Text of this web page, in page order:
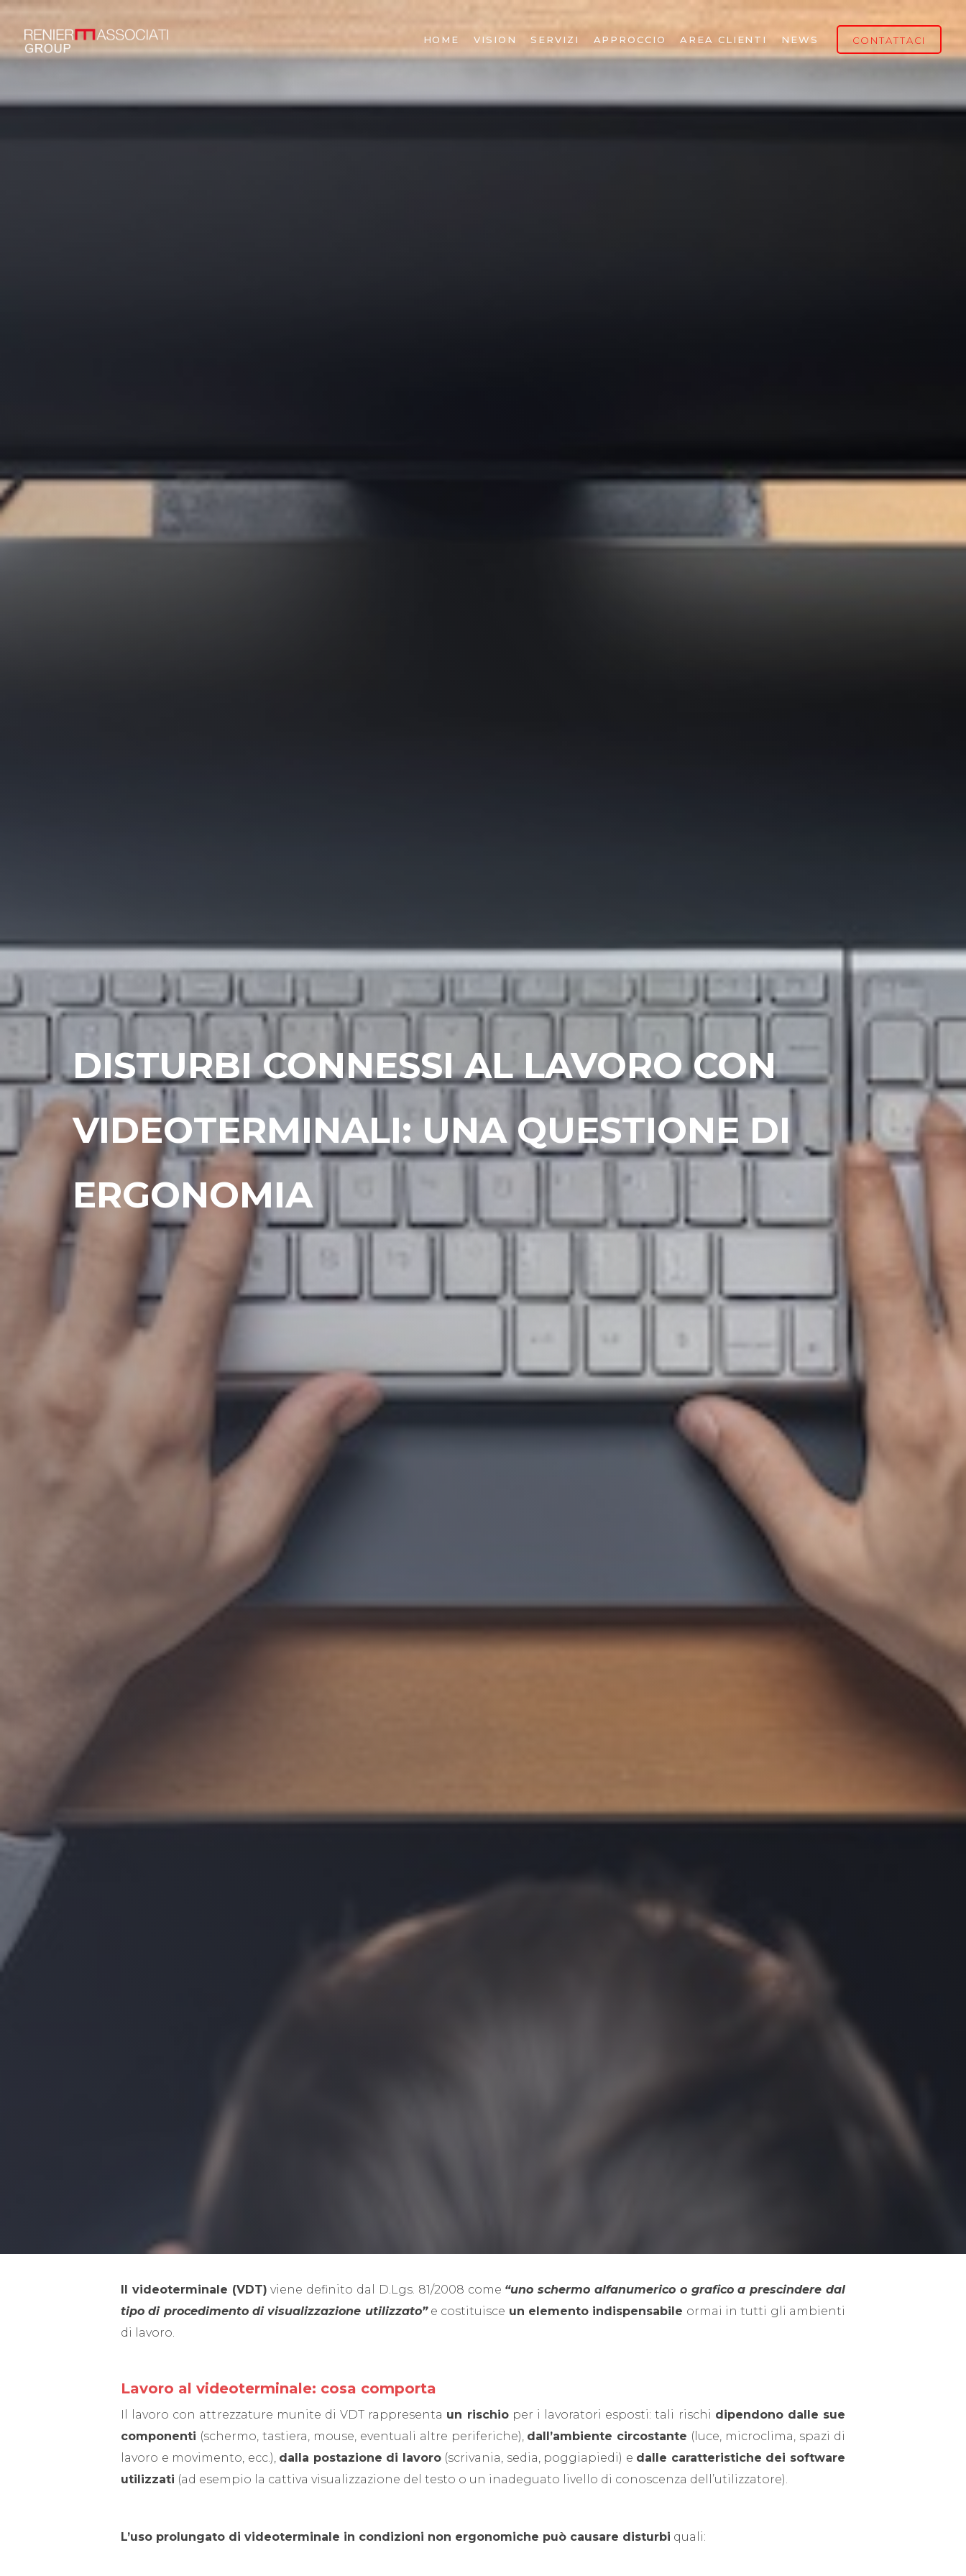
HOME VISION SERVIZI APPROCCIO AREA CLIENTI NEWS CONTATTACI
DISTURBI CONNESSI AL LAVORO CON
VIDEOTERMINALI: UNA QUESTIONE DI
ERGONOMIA
Il videoterminale (VDT) viene definito dal D.Lgs. 81/2008 come “uno schermo alfanumerico o grafico a prescindere dal
tipo di procedimento di visualizzazione utilizzato”e costituisce un elemento indispensabile ormai in tutti gli ambienti
di lavoro.
Lavoro al videoterminale: cosa comporta
Il lavoro con attrezzature munite di VDT rappresenta un rischioper i lavoratori esposti: tali rischi dipendono dalle sue
componenti (schermo, tastiera, mouse, eventuali altre periferiche), dall’ambiente circostante (luce, microclima, spazi di
lavoro e movimento, ecc.), dalla postazione di lavoro(scrivania, sedia, poggiapiedi) e dalle caratteristiche dei software
utilizzati (ad esempio la cattiva visualizzazione del testo o un inadeguato livello di conoscenza dell’utilizzatore).
L’uso prolungato di videoterminale in condizioni non ergonomiche può causare disturbi quali: